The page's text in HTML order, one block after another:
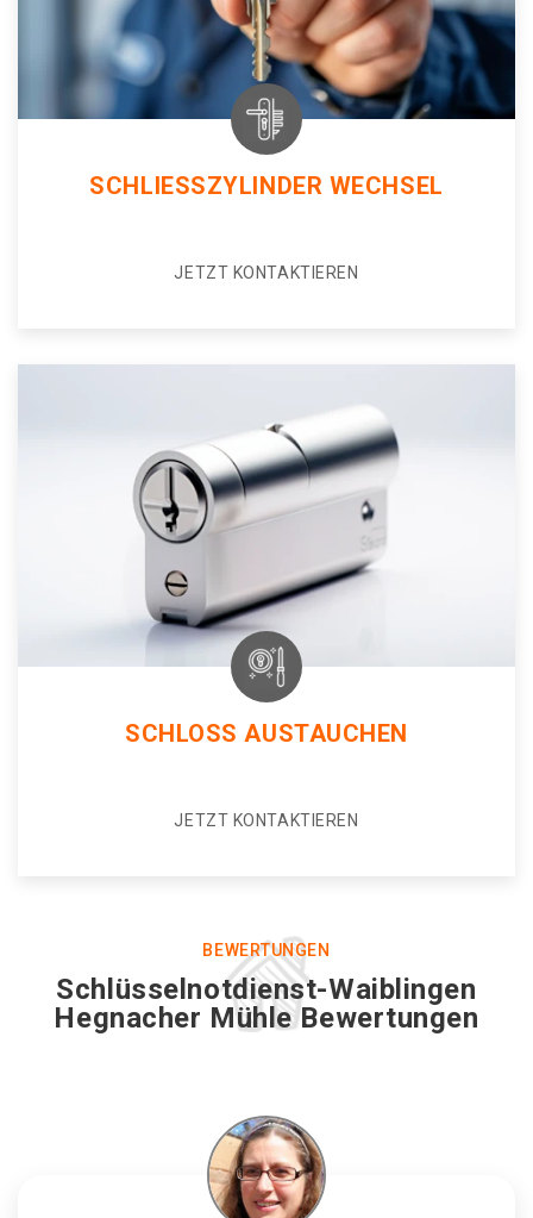
SCHLIESSZYLINDER WECHSEL
JETZT KONTAKTIEREN
SCHLOSS AUSTAUCHEN
JETZT KONTAKTIEREN
BEWERTUNGEN
Schlüsselnotdienst-Waiblingen
Hegnacher Mühle Bewertungen